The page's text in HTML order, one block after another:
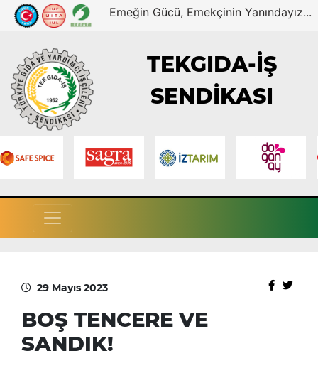
Emeğin Gücü, Emekçinin Yanındayız...
TEKGIDA-İŞ
SENDİKASI
29 Mayıs 2023
BOŞ TENCERE VE
SANDIK!